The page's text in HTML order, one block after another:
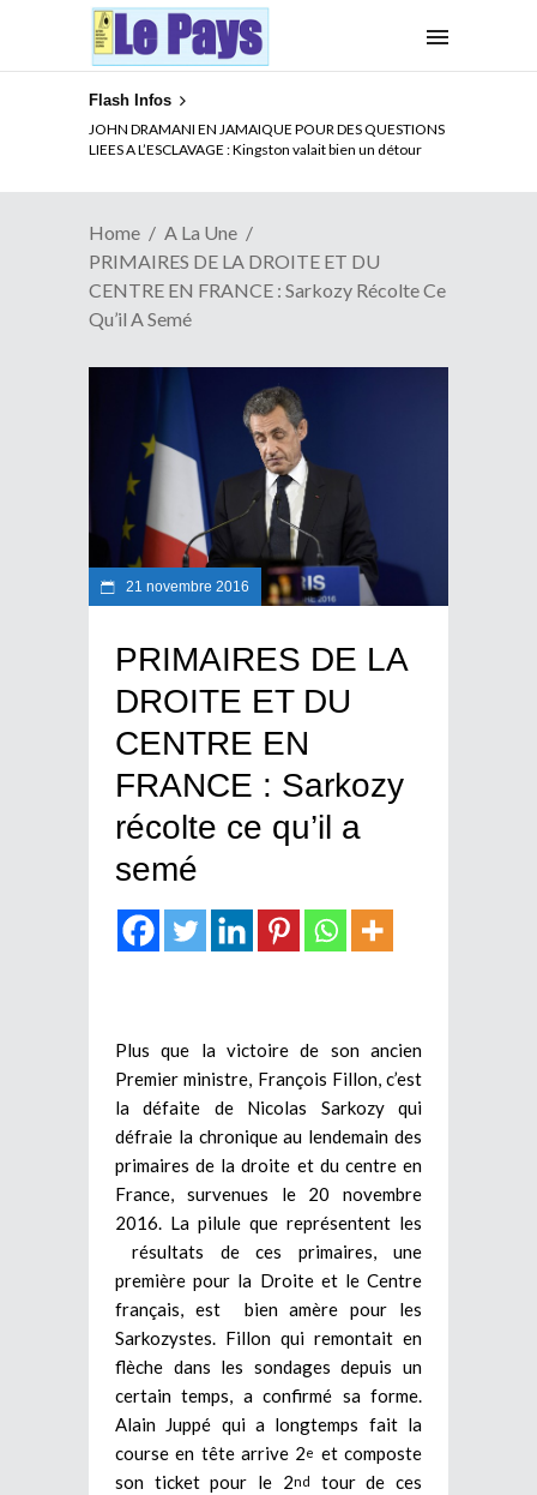
Flash Infos
ELECTION DE TALON A LA TETE DU SENAT BENINOIS :
Quand Patrice quitte le pouvoir sans partir !
Home
A La Une
PRIMAIRES DE LA DROITE ET DU
CENTRE EN FRANCE : Sarkozy Récolte Ce
Qu’il A Semé
21 novembre 2016
PRIMAIRES DE LA
DROITE ET DU
CENTRE EN
FRANCE : Sarkozy
récolte ce qu’il a
semé
Plus que la victoire de son ancien
Premier ministre, François Fillon, c’est
la défaite de Nicolas Sarkozy qui
défraie la chronique au lendemain des
primaires de la droite et du centre en
France, survenues le 20 novembre
2016. La pilule que représentent les
résultats de ces primaires, une
première pour la Droite et le Centre
français, est bien amère pour les
Sarkozystes. Fillon qui remontait en
flèche dans les sondages depuis un
certain temps, a confirmé sa forme.
Alain Juppé qui a longtemps fait la
course en tête arrive 2e et composte
son ticket pour le 2nd
tour de ces